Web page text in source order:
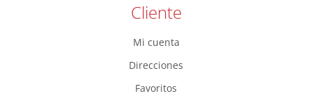
Cliente
Mi cuenta
Direcciones
Favoritos